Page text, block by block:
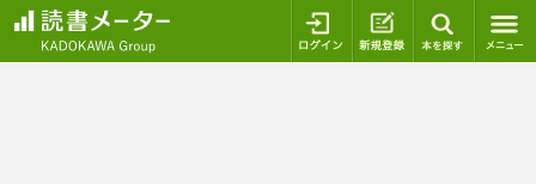
ログイン 新規登録